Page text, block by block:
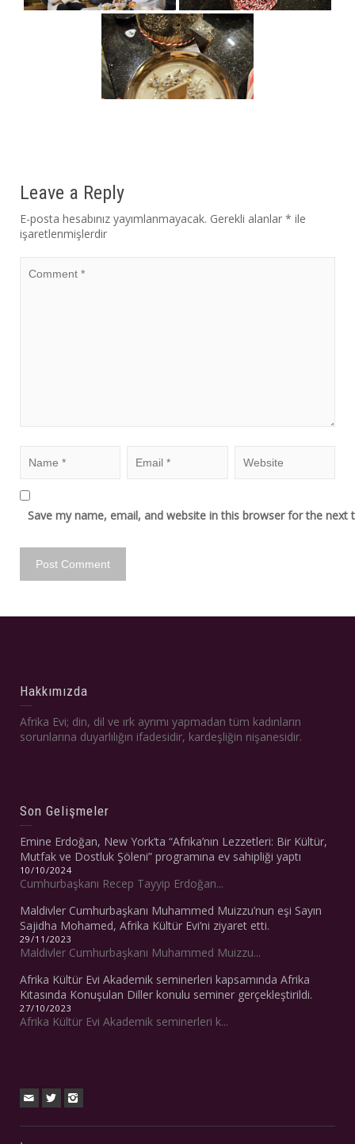
Leave a Reply
E-posta hesabınız yayımlanmayacak. Gerekli alanlar * ile
işaretlenmişlerdir
Save my name, email, and website in this browser for the next
Hakkımızda
Afrika Evi; din, dil ve ırk ayrımı yapmadan tüm kadınların
sorunlarına duyarlılığın ifadesidir, kardeşliğin nişanesidir.
Son Gelişmeler
Emine Erdoğan, New York’ta “Afrika’nın Lezzetleri: Bir Kültür,
Mutfak ve Dostluk Şöleni” programına ev sahipliği yaptı
10/10/2024
Cumhurbaşkanı Recep Tayyip Erdoğan...
Maldivler Cumhurbaşkanı Muhammed Muizzu’nun eşi Sayın
Sajidha Mohamed, Afrika Kültür Evi’ni ziyaret etti.
29/11/2023
Maldivler Cumhurbaşkanı Muhammed Muizzu...
Afrika Kültür Evi Akademik seminerleri kapsamında Afrika
Kıtasında Konuşulan Diller konulu seminer gerçekleştirildi.
27/10/2023
Afrika Kültür Evi Akademik seminerleri k...